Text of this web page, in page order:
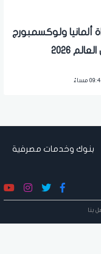
ألمانيا ولوكسمبورج
2026
بنوك وخدمات مصرفية
بنا